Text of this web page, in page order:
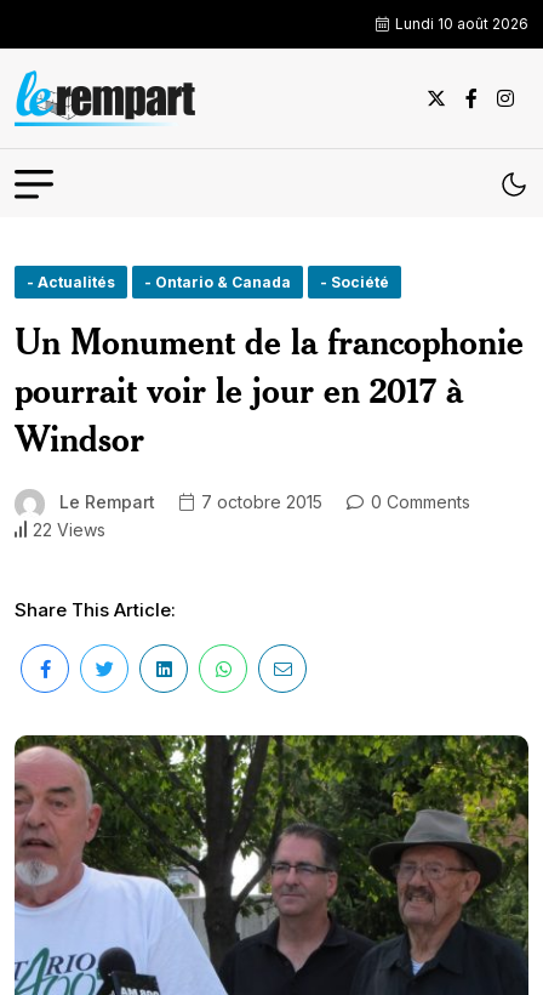
Lundi 10 août 2026
- Actualités - Ontario & Canada - Société
Un Monument de la francophonie
pourrait voir le jour en 2017 à
Windsor
Le Rempart 7 octobre 2015
0 Comments
22 Views
Share This Article: